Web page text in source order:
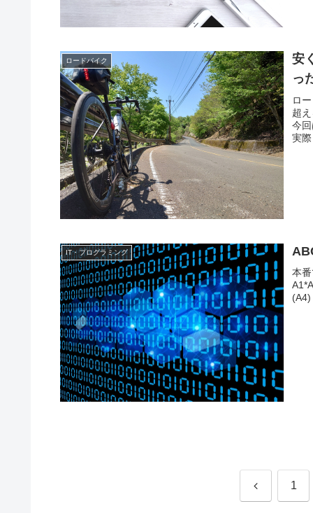
ロードバイク
安
っ
ロ
超
今
実
IT・プログラミング
本
前 1